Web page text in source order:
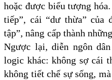
hoặc được biểu tượng
tiếp”, cái “dư thừa” của
tập”, nâng cấp thành
Ngược lại, diễn ngôn
logic khác: không sợ cái
không tiết chế sự sống,